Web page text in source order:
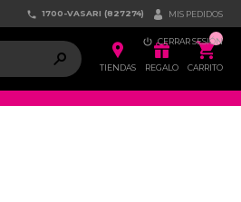
 1700-VASARI (827274)  MIS PEDIDOS
 CERRAR SESIÓN
 
TIENDAS

REGALO
ຐ
CARRITO